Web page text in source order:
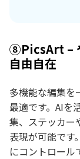
⑧PicsArt –
自由自在
多機能な編集を
最適です。AIを
集、ステッカー
表現が可能です
にコントロール